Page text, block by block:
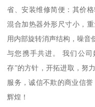
省、安装维修简便：其价
混合加热器外形尺寸小，
用内部旋转消声结构，噪音
与您携手共进。 我们公
存”的方针，开拓进取，努
服务，诚信不欺的商业信
辉煌！